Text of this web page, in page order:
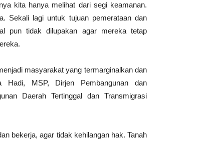
kita hanya melihat dari segi keamanan.
Sekali lagi untuk tujuan pemerataan dan
pun tidak dilupakan agar mereka tetap
masyarakat yang termarginalkan dan
Hadi, MSP, Dirjen Pembangunan dan
Daerah Tertinggal dan Transmigrasi
bekerja, agar tidak kehilangan hak. Tanah